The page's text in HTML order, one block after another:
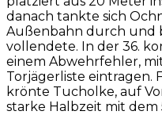
danach tankte sich
Außenbahn durch und
vollendete. In der 36.
einem Abwehrfehler,
Torjägerliste eintragen.
krönte Tucholke, auf
starke Halbzeit mit dem